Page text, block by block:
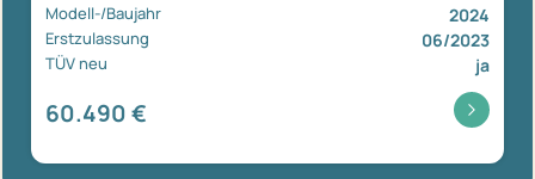
Modell-/Baujahr 2024
Erstzulassung 06/2023
TÜV neu ja
60.490 €